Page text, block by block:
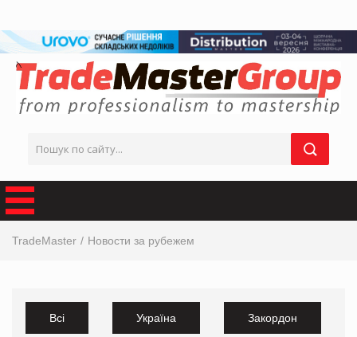
TradeMaster Новости за рубежем
Всі Україна Закордон